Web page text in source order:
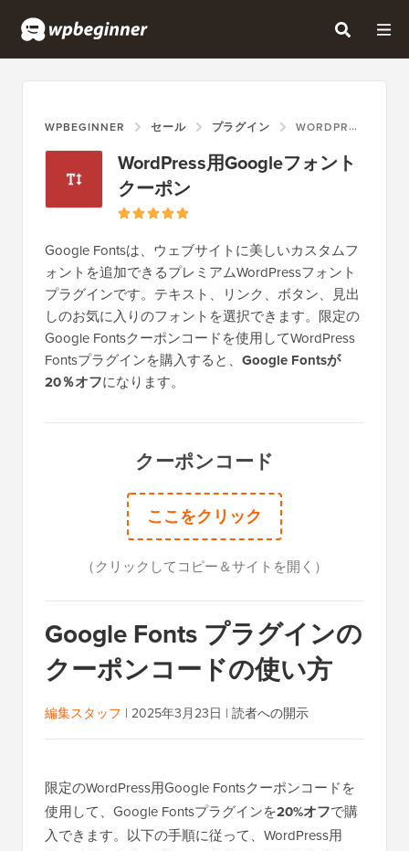
WPBEGINNER セール プラグイン WORDPRESS用GOOGLEフォントクーポン
WordPress用Googleフォント
クーポン
Google Fontsは、ウェブサイトに美しいカスタムフ
ォントを追加できるプレミアムWordPressフォント
プラグインです。テキスト、リンク、ボタン、見出
しのお気に入りのフォントを選択できます。限定の
Google Fontsクーポンコードを使用してWordPress
Fontsプラグインを購入すると、 Google Fontsが
20％オフになります。
クーポンコード
ここをクリック
（クリックしてコピー＆サイトを開く）
Google Fonts プラグインの
クーポンコードの使い方
編集スタッフ | 2025年3月23日 | 読者への開示
限定のWordPress用Google Fontsクーポンコードを
使用して、Google Fontsプラグインを20%オフで購
入できます。以下の手順に従って、WordPress用